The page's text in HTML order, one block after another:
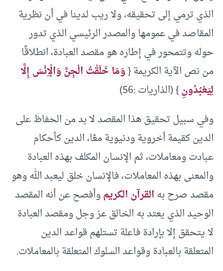
الذي ترمي إلى تحقيقه، ولا ريب لدينا في أن نظرية
المقاصد في عمومها والمصدر الرئيسي الذي تدور
حوله وتتمحور في إطاره هو مقصد العبادة، انطلاقًا
من نص الآية الكريمة {وَمَا خَلَقْتُ الْجِنَّ وَالْإِنْسَ إِلَّا
لِيَعْبُدُونِ} (الذاريات :56)
وفي سبيل تحقيق هذا المقصد لا بد من الحفاظ على
الدين كقيمة أخروية ودنيوية معًا، الدين كأحكام
عبادت ومعاملات، ثم الإنسان المكلف بهذه العبادة
والمعنى بهذه المعاملات، فالإنسان خلق ليعبد الله وهو
مقصد صرح بهالقرآن الكريموأفصح عن أنه المقصد
الوحيد الذي يعتد به الخالق عز وجل ومقصد العبادة
لا يتحقق إلا بإرادة فاعلة تستلهم قواعد الدين
المتعلقة بالعبادة وقواعد السلوك المتعلقة بالمعاملات.